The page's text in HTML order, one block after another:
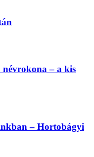
névrokona – a kis
– Hortobágyi